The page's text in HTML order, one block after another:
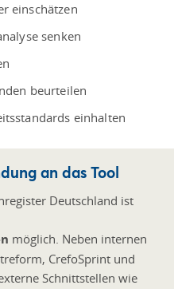
einschätzen
senken
beurteilen
einhalten
an das Tool
Deutschland ist
möglich. Neben internen
CrefoSprint und
Schnittstellen wie